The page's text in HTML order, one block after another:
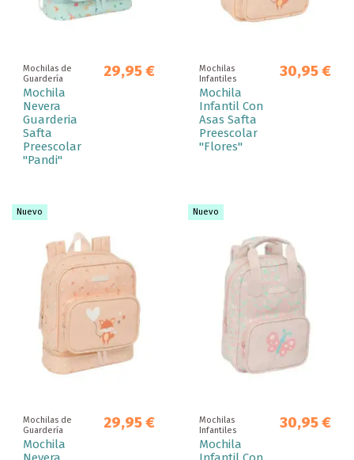
Mochilas de
Guardería
Mochila
Nevera
Guarderia
Safta
Preescolar
"Pandi"
29,95 €
Mochilas
Infantiles
Mochila
Infantil Con
Asas Safta
Preescolar
"Flores"
30,95 €
Nuevo
Mochilas de
Guardería
Mochila
29,95 €
Nuevo
Mochilas
Infantiles
Mochila
30,95 €